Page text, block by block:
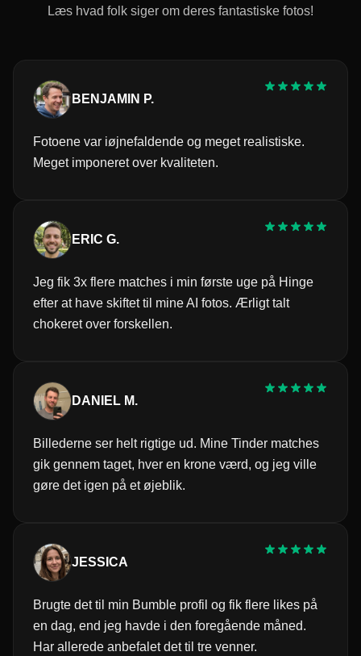
Læs hvad folk siger om deres fantastiske fotos!
BENJAMIN P.
Fotoene var iøjnefaldende og meget realistiske.
Meget imponeret over kvaliteten.
ERIC G.
Jeg fik 3x flere matches i min første uge på Hinge
efter at have skiftet til mine AI fotos. Ærligt talt
chokeret over forskellen.
DANIEL M.
Billederne ser helt rigtige ud. Mine Tinder matches
gik gennem taget, hver en krone værd, og jeg ville
gøre det igen på et øjeblik.
JESSICA
Brugte det til min Bumble profil og fik flere likes på
en dag, end jeg havde i den foregående måned.
Har allerede anbefalet det til tre venner.